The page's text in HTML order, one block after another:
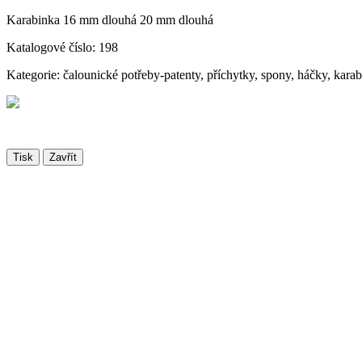
Karabinka 16 mm dlouhá 20 mm dlouhá
Katalogové číslo: 198
Kategorie: čalounické potřeby-patenty, příchytky, spony, háčky,